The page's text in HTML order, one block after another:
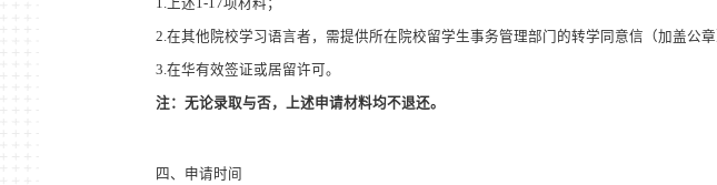
1.上述1-17项材料 ；
2.在其他院校学习语言者，需提供所在院校留学生事务管理部门的转学同意信（加盖公章
3.在华有效签证或居留许可。
注：无论录取与否，上述申请材料均不退还。
四、申请时间